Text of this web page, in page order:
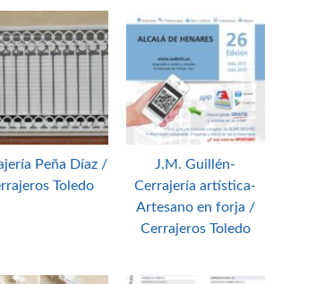
Peña Díaz /
Toledo
J.M. Guillén-
Cerrajería artística-
Artesano en forja /
Cerrajeros Toledo